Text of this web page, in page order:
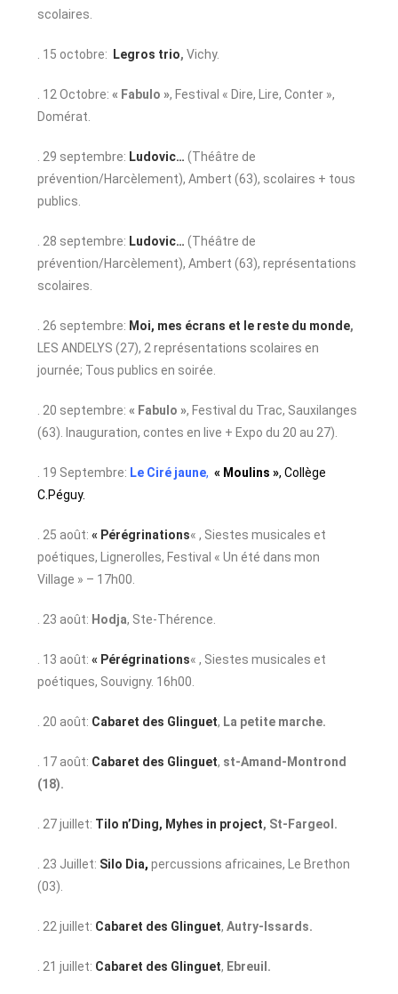
scolaires.
. 15 octobre: Legros trio, Vichy.
. 12 Octobre:« Fabulo », Festival « Dire, Lire, Conter »,
Domérat.
. 29 septembre: Ludovic… (Théâtre de
prévention/Harcèlement), Ambert (63), scolaires + tous
publics.
. 28 septembre: Ludovic… (Théâtre de
prévention/Harcèlement), Ambert (63), représentations
scolaires.
. 26 septembre: Moi, mes écrans et le reste du monde,
LES ANDELYS (27), 2 représentations scolaires en
journée; Tous publics en soirée.
. 20 septembre:« Fabulo », Festival du Trac, Sauxilanges
(63). Inauguration, contes en live + Expo du 20 au 27).
. 19 Septembre: Le Ciré jaune, « Moulins », Collège
C.Péguy.
. 25 août:« Pérégrinations« , Siestes musicales et
poétiques, Lignerolles, Festival « Un été dans mon
Village » – 17h00.
. 23 août: Hodja, Ste-Thérence.
. 13 août:« Pérégrinations« , Siestes musicales et
poétiques, Souvigny. 16h00.
. 20 août: Cabaret des Glinguet, La petite marche.
. 17 août: Cabaret des Glinguet, st-Amand-Montrond
(18).
. 27 juillet: Tilo n’Ding, Myhes in project, St-Fargeol.
. 23 Juillet: Silo Dia,percussions africaines, Le Brethon
(03).
. 22 juillet: Cabaret des Glinguet,Autry-Issards.
. 21 juillet: Cabaret des Glinguet, Ebreuil.